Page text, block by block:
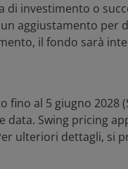
investimento o
aggiustamento per
il fondo sarà
al 5 giugno 2028
Swing pricing
ulteriori dettagli, si